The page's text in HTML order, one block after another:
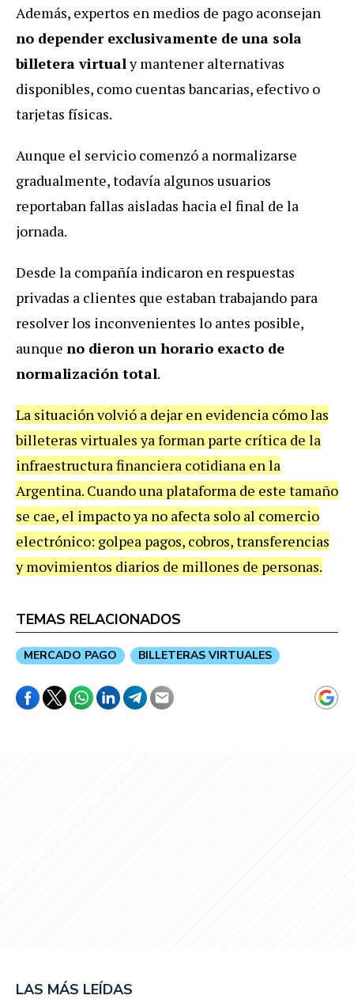
Además, expertos en medios de pago aconsejan
no depender exclusivamente de una sola
billetera virtualy mantener alternativas
disponibles, como cuentas bancarias, efectivo o
tarjetas físicas.
Aunque el servicio comenzó a normalizarse
gradualmente, todavía algunos usuarios
reportaban fallas aisladas hacia el final de la
jornada.
Desde la compañía indicaron en respuestas
privadas a clientes que estaban trabajando para
resolver los inconvenientes lo antes posible,
aunque no dieron un horario exacto de
normalización total.
La situación volvió a dejar en evidencia cómo las
billeteras virtuales ya forman parte crítica de la
infraestructura financiera cotidiana en la
Argentina. Cuando una plataforma de este tamaño
se cae, el impacto ya no afecta solo al comercio
electrónico: golpea pagos, cobros, transferencias
y movimientos diarios de millones de personas.
TEMAS RELACIONADOS
MERCADO PAGO BILLETERAS VIRTUALES
LAS MÁS LEÍDAS